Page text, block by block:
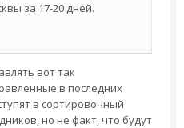
за 17-20 дней.
вот так
в последних
в сортировочный
но не факт, что будут